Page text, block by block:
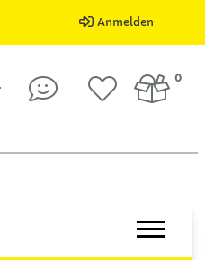
Anmelden
0